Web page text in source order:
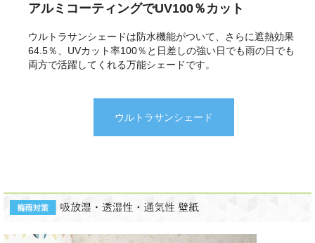
アルミコーティングでUV100％カット
ウルトラサンシェードは防水機能がついて、さらに遮熱効果
64.5％、UVカット率100％と日差しの強い日でも雨の日でも
両方で活躍してくれる万能シェードです。
ウルトラサンシェード